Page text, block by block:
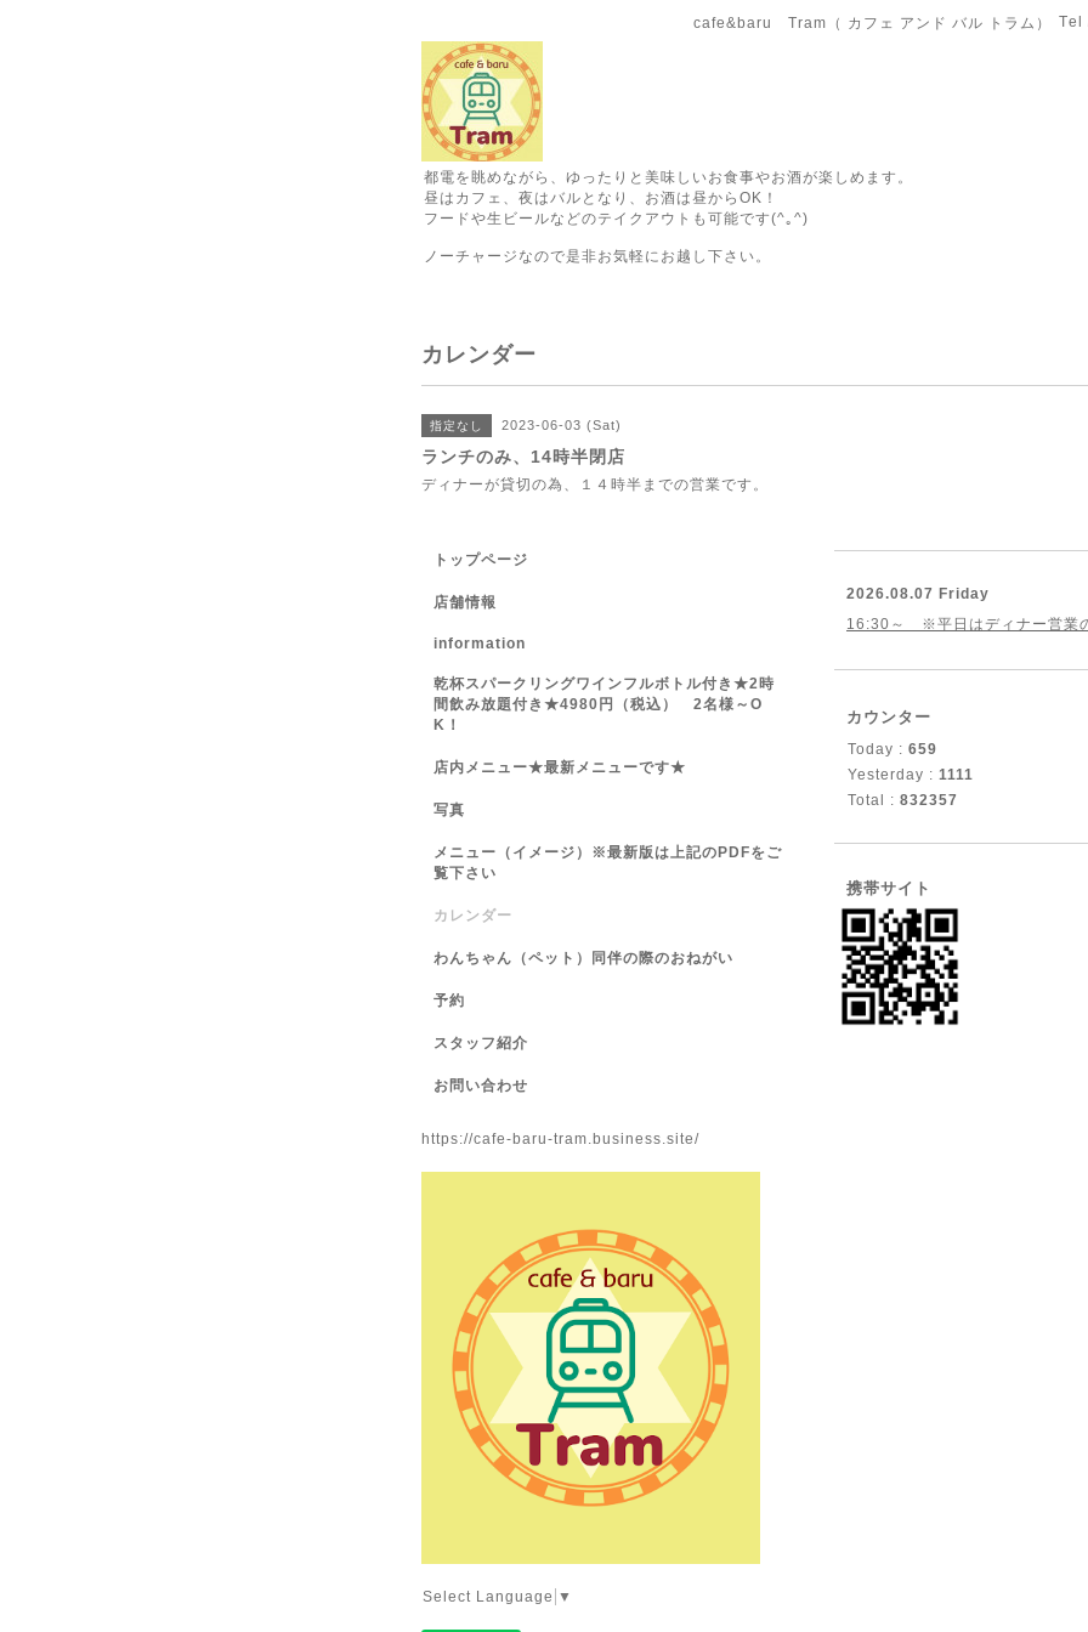
cafe&baru Tram（ カフェ アンド バル トラム） Tel
都電を眺めながら、ゆったりと美味しいお食事やお酒が楽しめます。
昼はカフェ、夜はバルとなり、お酒は昼からOK！
フードや生ビールなどのテイクアウトも可能です(^｡^)
ノーチャージなので是非お気軽にお越し下さい。
カレンダー
指定なし 2023-06-03 (Sat)
ランチのみ、14時半閉店
ディナーが貸切の為、１４時半までの営業です。
トップページ
店舗情報
information
乾杯スパークリングワインフルボトル付き★2時
間飲み放題付き★4980円（税込） 2名様～O
K！
店内メニュー★最新メニューです★
写真
メニュー（イメージ）※最新版は上記のPDFをご
覧下さい
カレンダー
わんちゃん（ペット）同伴の際のおねがい
予約
スタッフ紹介
お問い合わせ
https://cafe-baru-tram.business.site/
Select Language ▼
2026.08.07 Friday
16:30～ ※平日はディナー営業の
カウンター
Today : 659
Yesterday : 1111
Total : 832357
携帯サイト